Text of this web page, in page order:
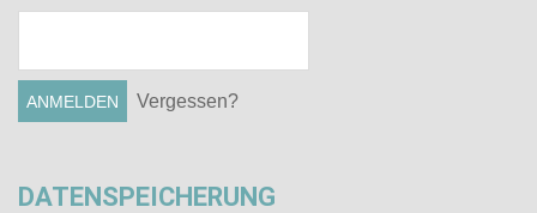
Vergessen?
DATENSPEICHERUNG